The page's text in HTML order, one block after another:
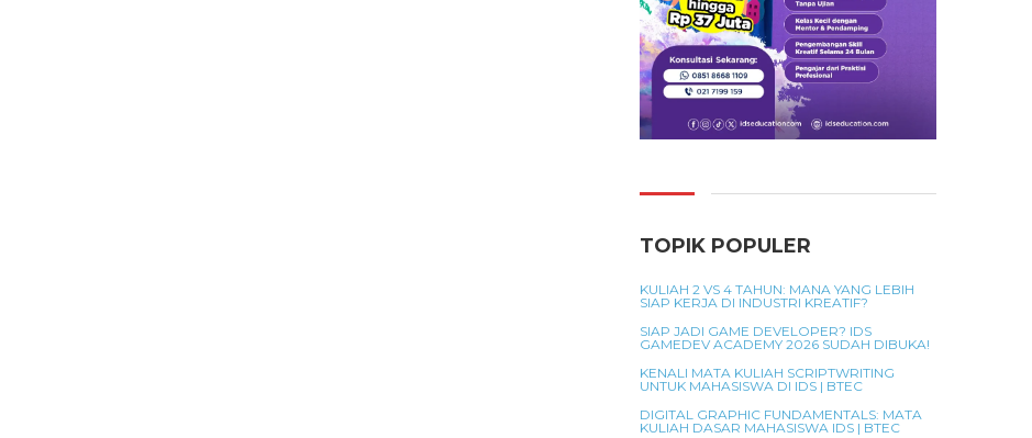
TOPIK POPULER
KULIAH 2 VS 4 TAHUN: MANA YANG LEBIH
SIAP KERJA DI INDUSTRI KREATIF?
SIAP JADI GAME DEVELOPER? IDS
GAMEDEV ACADEMY 2026 SUDAH DIBUKA!
KENALI MATA KULIAH SCRIPTWRITING
UNTUK MAHASISWA DI IDS | BTEC
DIGITAL GRAPHIC FUNDAMENTALS: MATA
KULIAH DASAR MAHASISWA IDS | BTEC